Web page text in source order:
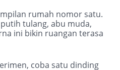
rumah nomor satu.
tulang, abu muda,
ini bikin ruangan terasa
coba satu dinding